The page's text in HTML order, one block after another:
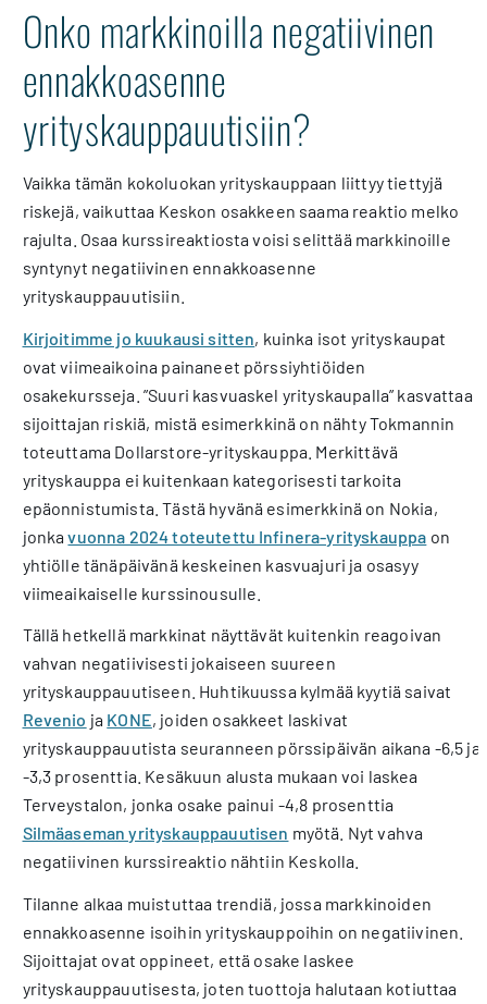
Onko markkinoilla negatiivinen
ennakkoasenne
yrityskauppauutisiin?
Vaikka tämän kokoluokan yrityskauppaan liittyy tiettyjä
riskejä, vaikuttaa Keskon osakkeen saama reaktio melko
rajulta. Osaa kurssireaktiosta voisi selittää markkinoille
syntynyt negatiivinen ennakkoasenne
yrityskauppauutisiin.
Kirjoitimme jo kuukausi sitten, kuinka isot yrityskaupat
ovat viimeaikoina painaneet pörssiyhtiöiden
osakekursseja. ”Suuri kasvuaskel yrityskaupalla” kasvattaa
sijoittajan riskiä, mistä esimerkkinä on nähty Tokmannin
toteuttama Dollarstore-yrityskauppa. Merkittävä
yrityskauppa ei kuitenkaan kategorisesti tarkoita
epäonnistumista. Tästä hyvänä esimerkkinä on Nokia,
jonkavuonna 2024 toteutettu Infinera-yrityskauppa on
yhtiölle tänäpäivänä keskeinen kasvuajuri ja osasyy
viimeaikaiselle kurssinousulle.
Tällä hetkellä markkinat näyttävät kuitenkin reagoivan
vahvan negatiivisesti jokaiseen suureen
yrityskauppauutiseen. Huhtikuussa kylmää kyytiä saivat
Revenio ja KONE, joiden osakkeet laskivat
yrityskauppauutista seuranneen pörssipäivän aikana -6,5 ja
-3,3 prosenttia. Kesäkuun alusta mukaan voi laskea
Terveystalon, jonka osake painui -4,8 prosenttia
Silmäaseman yrityskauppauutisen myötä. Nyt vahva
negatiivinen kurssireaktio nähtiin Keskolla.
Tilanne alkaa muistuttaa trendiä, jossa markkinoiden
ennakkoasenne isoihin yrityskauppoihin on negatiivinen.
Sijoittajat ovat oppineet, että osake laskee
yrityskauppauutisesta, joten tuottoja halutaan kotiuttaa